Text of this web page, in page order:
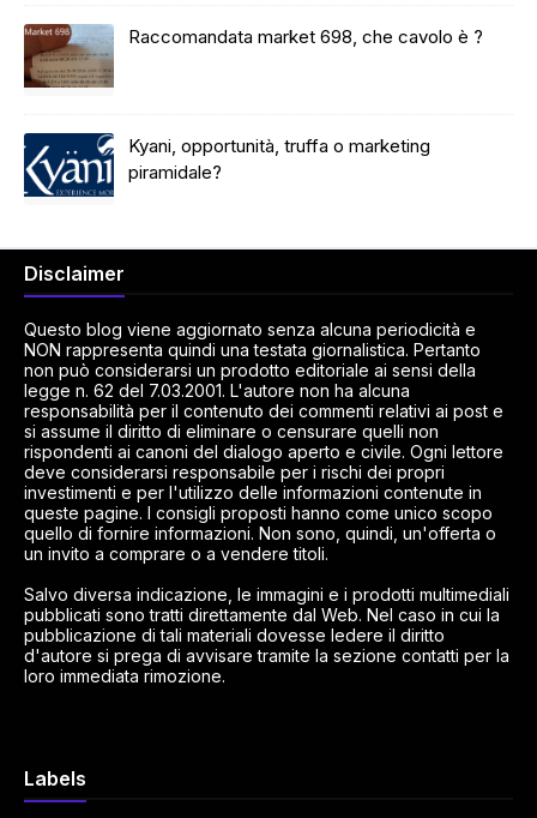
Raccomandata market 698, che cavolo è ?
Kyani, opportunità, truffa o marketing
piramidale?
Disclaimer
Questo blog viene aggiornato senza alcuna periodicità e
NON rappresenta quindi una testata giornalistica. Pertanto
non può considerarsi un prodotto editoriale ai sensi della
legge n. 62 del 7.03.2001. L'autore non ha alcuna
responsabilità per il contenuto dei commenti relativi ai post e
si assume il diritto di eliminare o censurare quelli non
rispondenti ai canoni del dialogo aperto e civile. Ogni lettore
deve considerarsi responsabile per i rischi dei propri
investimenti e per l'utilizzo delle informazioni contenute in
queste pagine. I consigli proposti hanno come unico scopo
quello di fornire informazioni. Non sono, quindi, un'offerta o
un invito a comprare o a vendere titoli.
Salvo diversa indicazione, le immagini e i prodotti multimediali
pubblicati sono tratti direttamente dal Web. Nel caso in cui la
pubblicazione di tali materiali dovesse ledere il diritto
d'autore si prega di avvisare tramite la sezione contatti per la
loro immediata rimozione.
Labels